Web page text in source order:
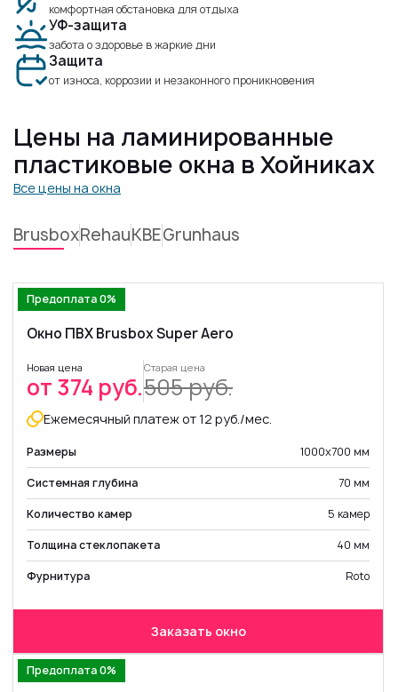
комфортная обстановка для отдыха
УФ-защита
забота о здоровье в жаркие дни
Защита
от износа, коррозии и незаконного проникновения
Цены на ламинированные
пластиковые окна в Хойниках
Все цены на окна
BrusboxRehauKBEGrunhaus
Предоплата 0%
Окно ПВХ Brusbox Super Aero
Новая цена
от 374 руб.
Старая цена
505 руб.
Ежемесячный платеж от 12 руб./мес.
Размеры 1000х700 мм
Системная глубина 70 мм
Количество камер 5 камер
Толщина стеклопакета 40 мм
Фурнитура Roto
Заказать окно
Предоплата 0%